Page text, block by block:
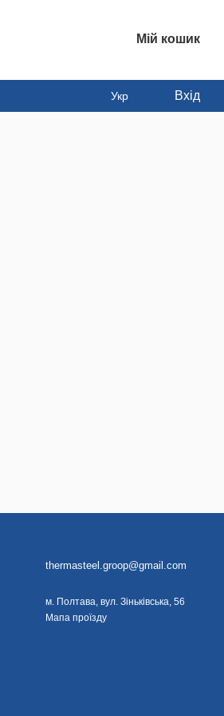
Мій кошик
Укр Вхід
thermasteel.groop@gmail.com
м. Полтава, вул. Зіньківська, 56
Мапа проїзду